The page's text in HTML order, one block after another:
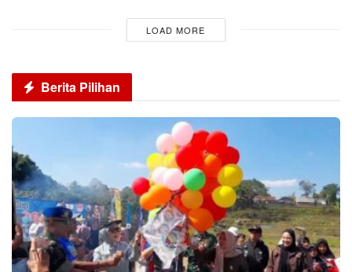
LOAD MORE
Berita Pilihan